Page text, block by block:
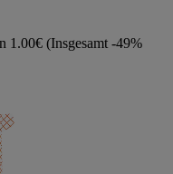
1.00€ (Insgesamt -49%